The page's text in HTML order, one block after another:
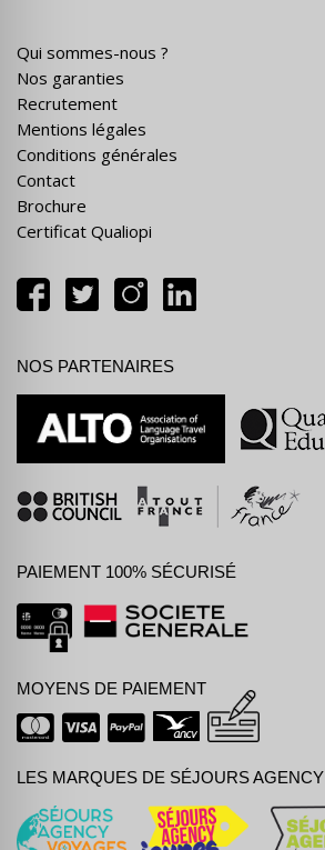
Qui sommes-nous ?
Nos garanties
Recrutement
Mentions légales
Conditions générales
Contact
Brochure
Certificat Qualiopi
NOS PARTENAIRES
PAIEMENT 100% SÉCURISÉ
MOYENS DE PAIEMENT
LES MARQUES DE SÉJOURS AGENCY